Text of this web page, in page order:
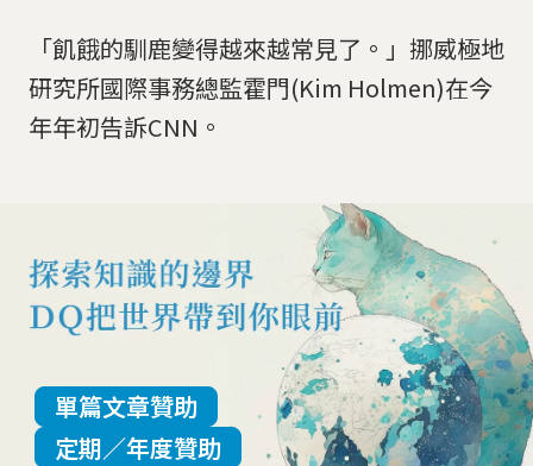
「飢餓的馴鹿變得越來越常見了。」挪威極地
研究所國際事務總監霍門(Kim Holmen)在今
年年初告訴CNN。
單篇文章贊助
定期／年度贊助